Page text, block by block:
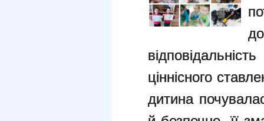
ціннісного
дитина